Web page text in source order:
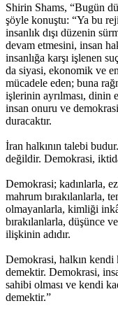
Shirin Shams, “Bugün
şöyle konuştu: “Ya bu
insanlık dışı düzenin
devam etmesini, insan
insanlığa karşı işlenen
da siyasi, ekonomik ve
mücadele eden; buna
işlerinin ayrılması, dinin
insan onuru ve
duracaktır.
İran halkının talebi
değildir. Demokrasi,
Demokrasi; kadınlarla,
mahrum bırakılanlarla,
olmayanlarla, kimliği
bırakılanlarla, düşünce
ilişkinin adıdır.
Demokrasi, halkın kendi
demektir. Demokrasi,
sahibi olması ve kendi
demektir.”